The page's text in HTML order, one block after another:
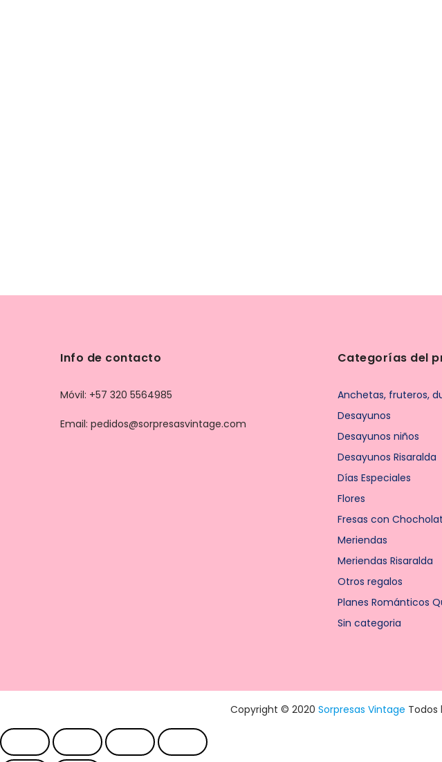
Info de contacto
Móvil: +57 320 5564985
Email: pedidos@sorpresasvintage.com
Categorías del
Anchetas, fruteros,
Desayunos
Desayunos niños
Desayunos Risaralda
Días Especiales
Flores
Fresas con
Meriendas
Meriendas Risaralda
Otros regalos
Planes Románticos
Sin categoria
Copyright © 2020 Sorpresas Vintage Todos